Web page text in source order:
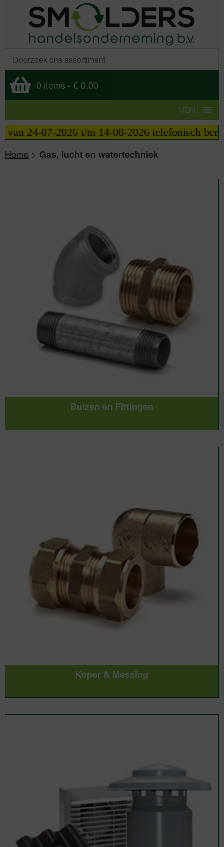
0 items - € 0,00
MENU
14-08-2026 telefonisch bereikbaar van
Home > Gas, lucht en watertechniek
Buizen en Fittingen
Koper & Messing